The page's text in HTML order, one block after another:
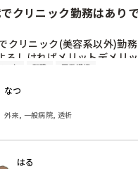
クリニック勤務はあり
クリニック(美容系以外)勤
ろしければメリットデメリ
と結婚や出産などのライフス
の分野の看護を極めたいな
考えが甘いでしょうか💦
ック 転職 正看護師
なつ
外来, 一般病院, 透析
はる